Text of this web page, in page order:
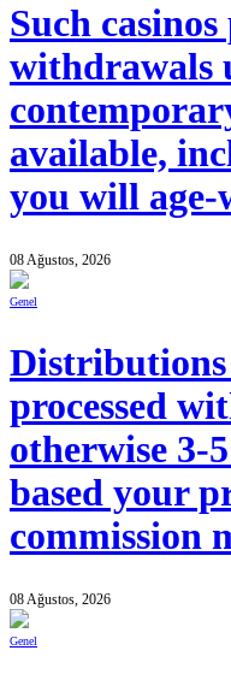
Such
withdrawals
available,
you will age-
08 Ağustos, 2026
Genel
processed
otherwise 3-
based your
commission
08 Ağustos, 2026
Genel